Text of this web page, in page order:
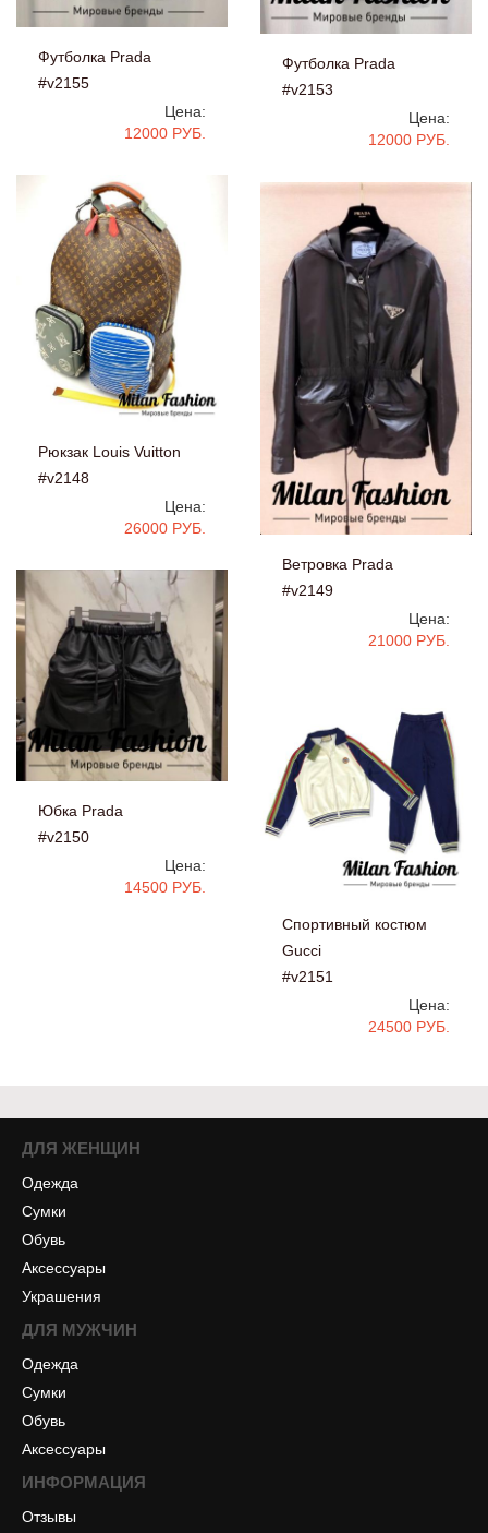
Футболка Prada
#v2155
Цена:
12000 РУБ.
Футболка Prada
#v2153
Цена:
12000 РУБ.
Рюкзак Louis Vuitton
#v2148
Цена:
26000 РУБ.
Ветровка Prada
#v2149
Цена:
21000 РУБ.
Юбка Prada
#v2150
Цена:
14500 РУБ.
Спортивный костюм
Gucci
#v2151
Цена:
24500 РУБ.
ДЛЯ ЖЕНЩИН
Одежда
Сумки
Обувь
Аксессуары
Украшения
ДЛЯ МУЖЧИН
Одежда
Сумки
Обувь
Аксессуары
ИНФОРМАЦИЯ
Отзывы